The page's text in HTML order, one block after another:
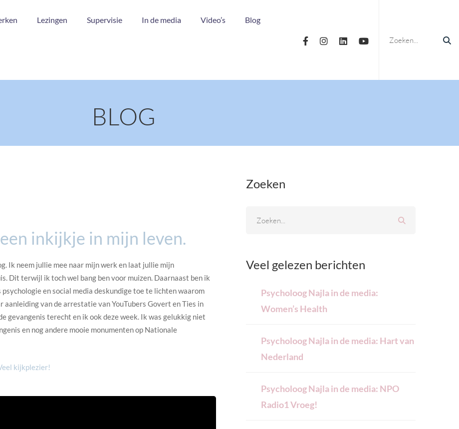
Lezingen Supervisie In de media Video’s Blog
BLOG
inkijkje in mijn leven.
Ik neem jullie mee naar mijn werk en laat jullie mijn
Dit terwijl ik toch wel bang ben voor muizen. Daarnaast ben ik
en social media deskundige toe te lichten waarom
aanleiding van de arrestatie van YouTubers Govert en Ties in
gevangenis terecht en ik ook deze week. Ik was gelukkig niet
en nog andere mooie monumenten op Nationale
kijkplezier!
Zoeken
Veel gelezen berichten
Psycholoog Najla in de media:
Women’s Health
Psycholoog Najla in de media: Hart van
Nederland
Psycholoog Najla in de media: NPO
Radio1 Vroeg!